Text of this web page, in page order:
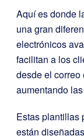
Aquí es donde
una gran
electrónicos
facilitan a los
desde el
aumentando
Estas plantillas
están